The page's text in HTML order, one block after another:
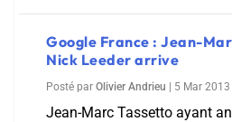
Google France : Jean-
Nick Leeder arrive
Posté par Olivier Andrieu 5 Mar 2013
Jean-Marc Tassetto ayant